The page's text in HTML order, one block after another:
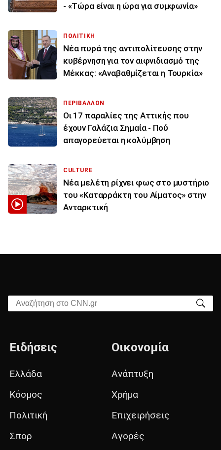
- «Τώρα είναι η ώρα για συμφωνία»
ΠΟΛΙΤΙΚΗ
Νέα πυρά της αντιπολίτευσης στην
κυβέρνηση για τον αιφνιδιασμό της
Μέκκας: «Αναβαθμίζεται η Τουρκία»
ΠΕΡΙΒΑΛΛΟΝ
Οι 17 παραλίες της Αττικής που
έχουν Γαλάζια Σημαία - Πού
απαγορεύεται η κολύμβηση
CULTURE
Νέα μελέτη ρίχνει φως στο μυστήριο
του «Καταρράκτη του Αίματος» στην
Ανταρκτική
Αναζήτηση στο CNN.gr
Ειδήσεις
Ελλάδα
Κόσμος
Πολιτική
Σπορ
Οικονομία
Ανάπτυξη
Χρήμα
Επιχειρήσεις
Αγορές